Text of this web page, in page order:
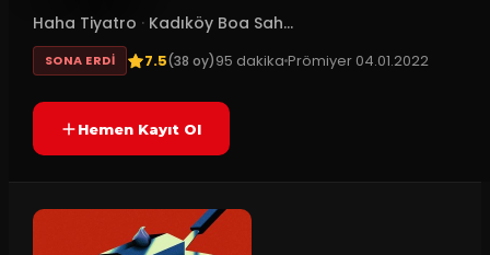
Haha Tiyatro · Kadıköy Boa Sah...
SONA ERDI 7.5(38 oy)95 dakikaPrömiyer 04.01.2022
Hemen Kayıt Ol